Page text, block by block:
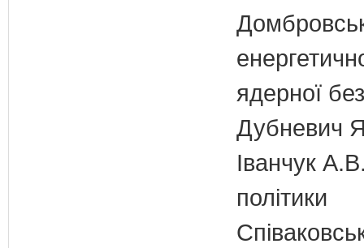
ядерної
Дубневич
Іванчук
політики